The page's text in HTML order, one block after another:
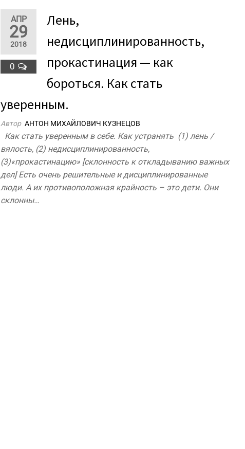
АПР
29
2018
0
Лень,
недисциплинированность,
прокастинация — как
бороться. Как стать
уверенным.
Автор АНТОН МИХАЙЛОВИЧ КУЗНЕЦОВ
​Как стать уверенным в себе. Как устранять (1) лень /
вялость, (2) недисциплинированность,
(3)«прокастинацию» [склонность к откладыванию важных
дел] Есть очень решительные и дисциплинированные
люди. А их противоположная крайность – это дети. Они
склонны…